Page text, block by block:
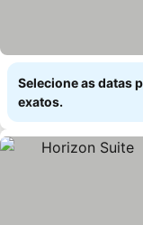
Selecione as datas
exatos.